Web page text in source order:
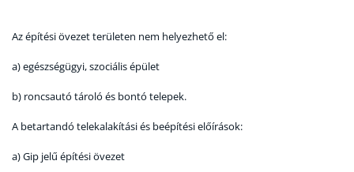
Az építési övezet területen nem helyezhető el:
a) egészségügyi, szociális épület
b) roncsautó tároló és bontó telepek.
A betartandó telekalakítási és beépítési előírások:
a) Gip jelű építési övezet